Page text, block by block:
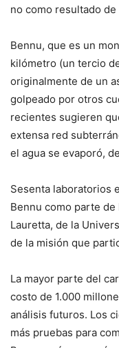
no como resultado
Bennu, que es un
kilómetro (un tercio
originalmente de un
golpeado por otros
recientes sugieren
extensa red
el agua se evaporó,
Sesenta laboratorios
Bennu como parte
Lauretta, de la
de la misión que
La mayor parte del
costo de 1.000
análisis futuros. Los
más pruebas para